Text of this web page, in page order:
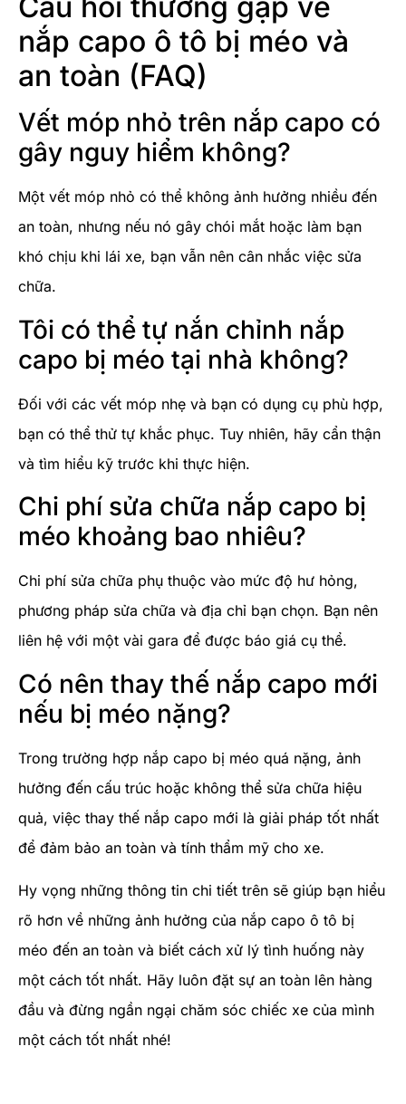
Câu hỏi thường gặp về
nắp capo ô tô bị méo và
an toàn (FAQ)
Vết móp nhỏ trên nắp capo có
gây nguy hiểm không?
Một vết móp nhỏ có thể không ảnh hưởng nhiều đến
an toàn, nhưng nếu nó gây chói mắt hoặc làm bạn
khó chịu khi lái xe, bạn vẫn nên cân nhắc việc sửa
chữa.
Tôi có thể tự nắn chỉnh nắp
capo bị méo tại nhà không?
Đối với các vết móp nhẹ và bạn có dụng cụ phù hợp,
bạn có thể thử tự khắc phục. Tuy nhiên, hãy cẩn thận
và tìm hiểu kỹ trước khi thực hiện.
Chi phí sửa chữa nắp capo bị
méo khoảng bao nhiêu?
Chi phí sửa chữa phụ thuộc vào mức độ hư hỏng,
phương pháp sửa chữa và địa chỉ bạn chọn. Bạn nên
liên hệ với một vài gara để được báo giá cụ thể.
Có nên thay thế nắp capo mới
nếu bị méo nặng?
Trong trường hợp nắp capo bị méo quá nặng, ảnh
hưởng đến cấu trúc hoặc không thể sửa chữa hiệu
quả, việc thay thế nắp capo mới là giải pháp tốt nhất
để đảm bảo an toàn và tính thẩm mỹ cho xe.
Hy vọng những thông tin chi tiết trên sẽ giúp bạn hiểu
rõ hơn về những ảnh hưởng của nắp capo ô tô bị
méo đến an toàn và biết cách xử lý tình huống này
một cách tốt nhất. Hãy luôn đặt sự an toàn lên hàng
đầu và đừng ngần ngại chăm sóc chiếc xe của mình
một cách tốt nhất nhé!